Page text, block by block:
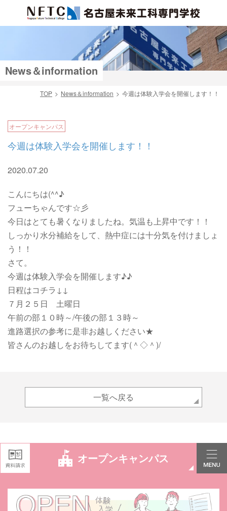
News＆information
TOP News＆information 今週は体験入学会を開催します！！
オープンキャンパス
今週は体験入学会を開催します！！
2020.07.20
こんにちは(^^♪
フューちゃんです☆彡
今日はとても暑くなりましたね。気温も上昇中です！！
しっかり水分補給をして、熱中症には十分気を付けましょ
う！！
さて。
今週は体験入学会を開催します♪♪
日程はコチラ↓↓
７月２５日 土曜日
午前の部１０時～/午後の部１３時～
進路選択の参考に是非お越しください★
皆さんのお越しをお待ちしてます(＾◇＾)/
一覧へ戻る
オープンキャンパス